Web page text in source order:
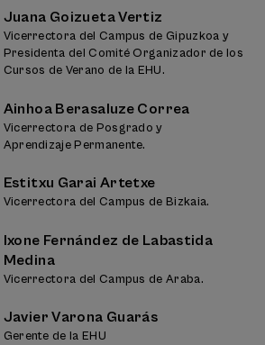
Juana Goizueta Vertiz
Vicerrectora del Campus de Gipuzkoa y
Presidenta del Comité Organizador de los
Cursos de Verano de la EHU.
Ainhoa Berasaluze Correa
Vicerrectora de Posgrado y
Aprendizaje Permanente.
Estitxu Garai Artetxe
Vicerrectora del Campus de Bizkaia.
Ixone Fernández de Labastida
Medina
Vicerrectora del Campus de Araba.
Javier Varona Guarás
Gerente de la EHU